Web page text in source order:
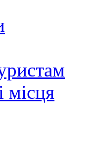
місця